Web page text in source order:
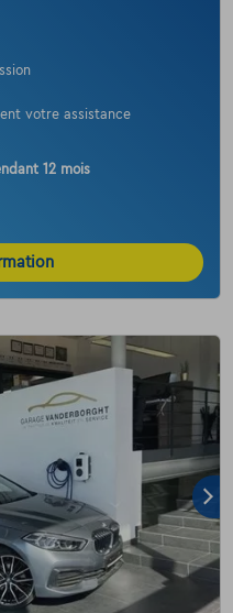
votre assistance
12 mois